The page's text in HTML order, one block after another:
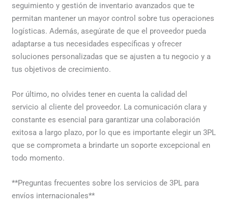
seguimiento y gestión de inventario avanzados que te
permitan mantener un mayor control sobre tus operaciones
logísticas. Además, asegúrate de que el proveedor pueda
adaptarse a tus necesidades específicas y ofrecer
soluciones personalizadas que se ajusten a tu negocio y a
tus objetivos de crecimiento.
Por último, no olvides tener en cuenta la calidad del
servicio al cliente del proveedor. La comunicación clara y
constante es esencial para garantizar una colaboración
exitosa a largo plazo, por lo que es importante elegir un 3PL
que se comprometa a brindarte un soporte excepcional en
todo momento.
**Preguntas frecuentes sobre los servicios de 3PL para
envíos internacionales**